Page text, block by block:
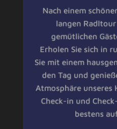
Nach einem
langen
gemütlichen
Erholen Sie sich in
Sie mit einem
den Tag und
Atmosphäre unseres
Check-in und
bestens